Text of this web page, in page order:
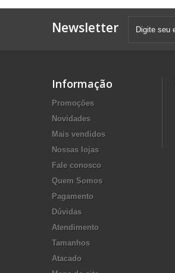
Newsletter
Informação
Promoções
Novidades
Mais vendidos
Nossas lojas
Fale conosco
Quem Somos
Pagamento
Dúvidas
Atendimento
Tamanhos
Atacado